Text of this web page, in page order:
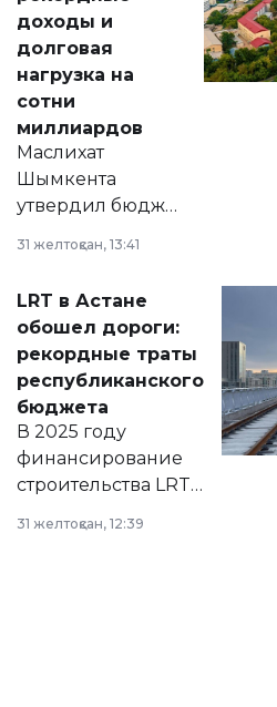
доходы и
долговая
нагрузка на
сотни
миллиардов
Маслихат
Шымкента
утвердил бюджет
2028 годы.
документ
появился в базе
нормативных
правовых актов и
на сайте маслихат
города.
31 желтоқсан, 13:41
LRT в Астане
обошел дороги:
рекордные траты
республиканского
бюджета
В 2025 году
финансирование
строительства LRT
республиканского
31 желтоқсан, 12:39